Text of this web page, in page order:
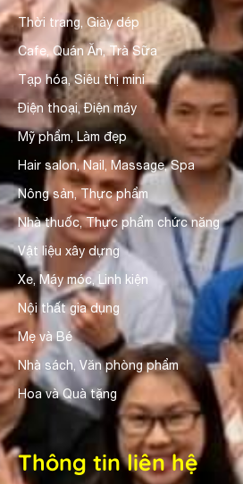
Thời trang, Giày dép
Cafe, Quán Ăn, Trà Sữa
Tạp hóa, Siêu thị mini
Điện thoại, Điện máy
Mỹ phẩm, Làm đẹp
Hair salon, Nail, Massage, Spa
Nông sản, Thực phẩm
Nhà thuốc, Thực phẩm chức năng
Vật liệu xây dựng
Xe, Máy móc, Linh kiện
Nội thất gia dụng
Mẹ và Bé
Nhà sách, Văn phòng phẩm
Hoa và Quà tặng
Thông tin liên hệ